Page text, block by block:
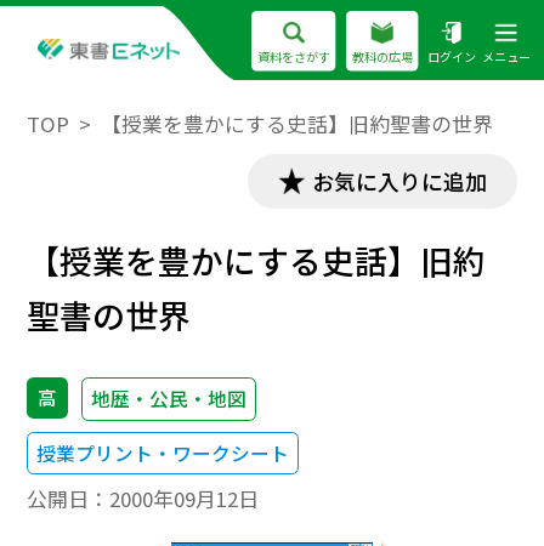
資料をさがす 教科の広場 ログイン メニュー
TOP 【授業を豊かにする史話】旧約聖書の世界
お気に入りに追加
【授業を豊かにする史話】旧約
聖書の世界
高
地歴・公民・地図
授業プリント・ワークシート
公開日： 2000年09月12日